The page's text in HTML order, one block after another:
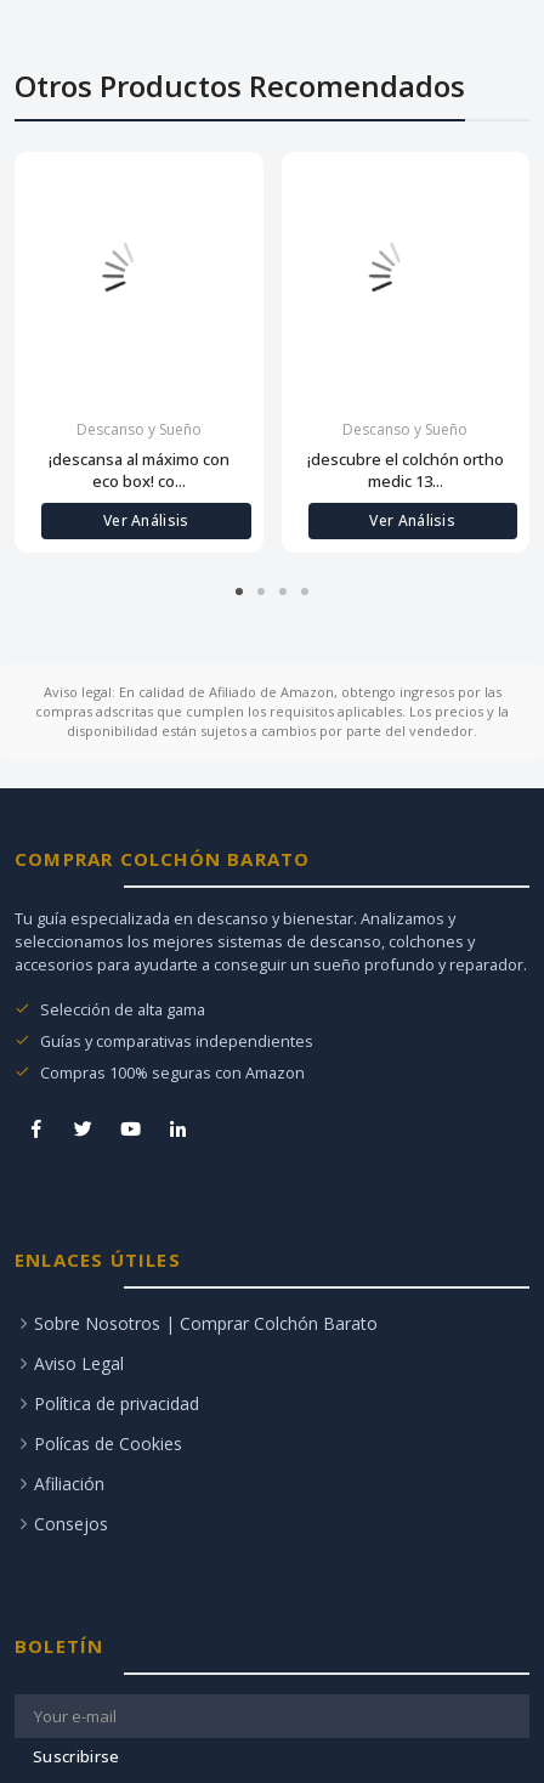
Otros Productos Recomendados
Descanso y Sueño
¡descansa al máximo con
eco box! co...
Ver Análisis
Descanso y Sueño
¡descubre el colchón ortho
medic 13...
Ver Análisis
Aviso legal: En calidad de Afiliado de Amazon, obtengo ingresos por las
compras adscritas que cumplen los requisitos aplicables. Los precios y la
disponibilidad están sujetos a cambios por parte del vendedor.
COMPRAR COLCHÓN BARATO
Tu guía especializada en descanso y bienestar. Analizamos y
seleccionamos los mejores sistemas de descanso, colchones y
accesorios para ayudarte a conseguir un sueño profundo y reparador.
Selección de alta gama
Guías y comparativas independientes
Compras 100% seguras con Amazon
ENLACES ÚTILES
Sobre Nosotros | Comprar Colchón Barato
Aviso Legal
Política de privacidad
Polícas de Cookies
Afiliación
Consejos
BOLETÍN
Suscribirse